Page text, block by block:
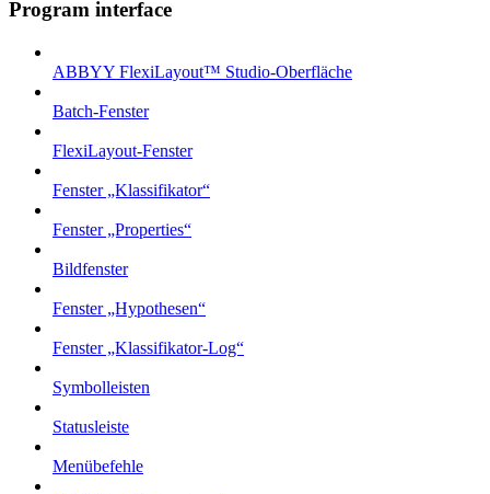
Program interface
ABBYY FlexiLayout™ Studio-Oberfläche
Batch-Fenster
FlexiLayout-Fenster
Fenster „Klassifikator“
Fenster „Properties“
Bildfenster
Fenster „Hypothesen“
Fenster „Klassifikator-Log“
Symbolleisten
Statusleiste
Menübefehle